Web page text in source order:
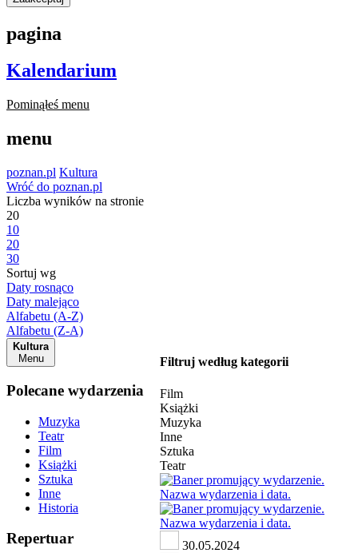
pagina
Kalendarium
Pominąłeś menu
menu
poznan.pl Kultura
Wróć do poznan.pl
Liczba wyników na stronie
20
10
20
30
Sortuj wg
Daty rosnąco
Daty malejąco
Alfabetu (A-Z)
Alfabetu (Z-A)
Kultura
Menu
Polecane wydarzenia
Muzyka
Teatr
Film
Książki
Sztuka
Inne
Historia
Repertuar
Filtruj według kategorii
Film
Książki
Muzyka
Inne
Sztuka
Teatr
30.05.2024